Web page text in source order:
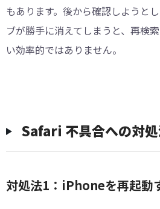
もあります。後から確認しようと
ブが勝手に消えてしまうと、再検
い効率的ではありません。
Safari 不具合への対処
対処法1：iPhoneを再起動